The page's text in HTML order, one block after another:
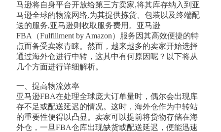
马逊将自身平台开放给第三方卖家,将其库存纳入到亚
马逊全球的物流网络,为其提供拣货、包装以及终端配
送的服务,亚马逊则收取服务费用。亚马逊
FBA（Fulfillment by Amazon）服务因其高效便捷的特
点而备受卖家青睐。然而，越来越多的卖家开始选择
通过海外仓进行中转，这其中有何原因呢？以下将从
几个方面进行详细解析。
一、提高物流效率
亚马逊FBA在处理全球庞大订单量时，偶尔会出现库
存不足或配送延迟的情况。这时，海外仓作为中转站
的重要性便得以凸显。卖家可以提前将货物存储在海
外仓，一旦FBA仓库出现缺货或配送延迟，便能迅速